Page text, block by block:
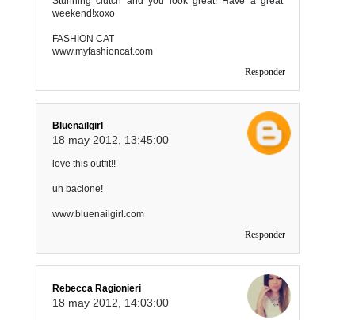
weekend!xoxo
FASHION CAT
www.myfashioncat.com
Responder
Bluenailgirl
18 may 2012, 13:45:00
love this outfit!!
un bacione!
www.bluenailgirl.com
Responder
Rebecca Ragionieri
18 may 2012, 14:03:00